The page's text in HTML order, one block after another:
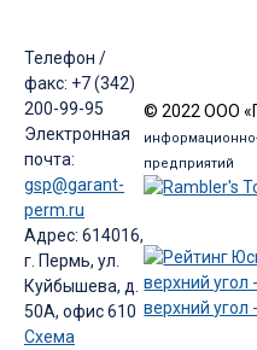
Телефон /
факс: +7 (342)
200-99-95
Электронная
почта:
gsp@garant-
perm.ru
Адрес: 614016,
г. Пермь, ул.
Куйбышева, д.
50А, офис 610
Схема
© 2022 ООО
предприятий